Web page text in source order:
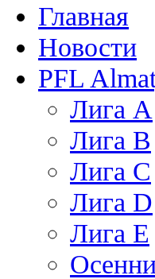
Главная
Новости
PFL
Лига A
Лига В
Лига С
Лига D
Лига Е